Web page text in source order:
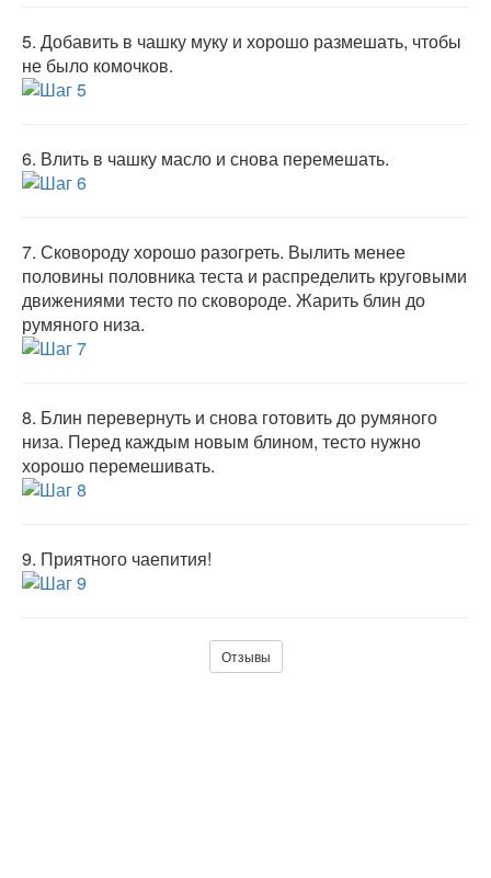
5. Добавить в чашку муку и хорошо размешать, чтобы
не было комочков.
6. Влить в чашку масло и снова перемешать.
7. Сковороду хорошо разогреть. Вылить менее
половины половника теста и распределить круговыми
движениями тесто по сковороде. Жарить блин до
румяного низа.
8. Блин перевернуть и снова готовить до румяного
низа. Перед каждым новым блином, тесто нужно
хорошо перемешивать.
9. Приятного чаепития!
Отзывы